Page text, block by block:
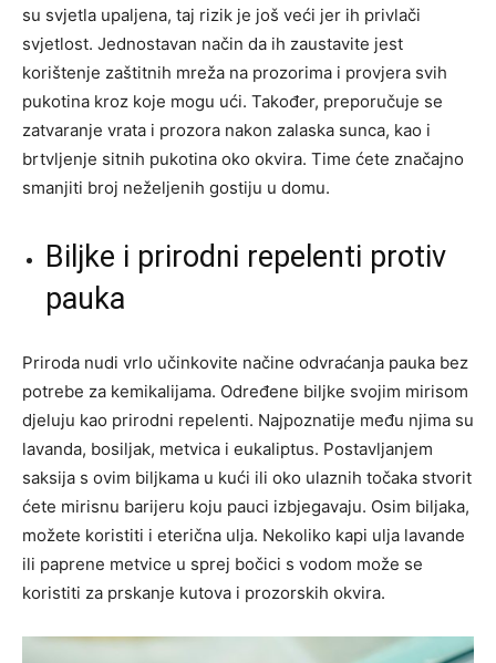
su svjetla upaljena, taj rizik je još veći jer ih privlači
svjetlost. Jednostavan način da ih zaustavite jest
korištenje zaštitnih mreža na prozorima i provjera svih
pukotina kroz koje mogu ući. Također, preporučuje se
zatvaranje vrata i prozora nakon zalaska sunca, kao i
brtvljenje sitnih pukotina oko okvira. Time ćete značajno
smanjiti broj neželjenih gostiju u domu.
Biljke i prirodni repelenti protiv
pauka
Priroda nudi vrlo učinkovite načine odvraćanja pauka bez
potrebe za kemikalijama. Određene biljke svojim mirisom
djeluju kao prirodni repelenti. Najpoznatije među njima su
lavanda, bosiljak, metvica i eukaliptus. Postavljanjem
saksija s ovim biljkama u kući ili oko ulaznih točaka stvorit
ćete mirisnu barijeru koju pauci izbjegavaju. Osim biljaka,
možete koristiti i eterična ulja. Nekoliko kapi ulja lavande
ili paprene metvice u sprej bočici s vodom može se
koristiti za prskanje kutova i prozorskih okvira.